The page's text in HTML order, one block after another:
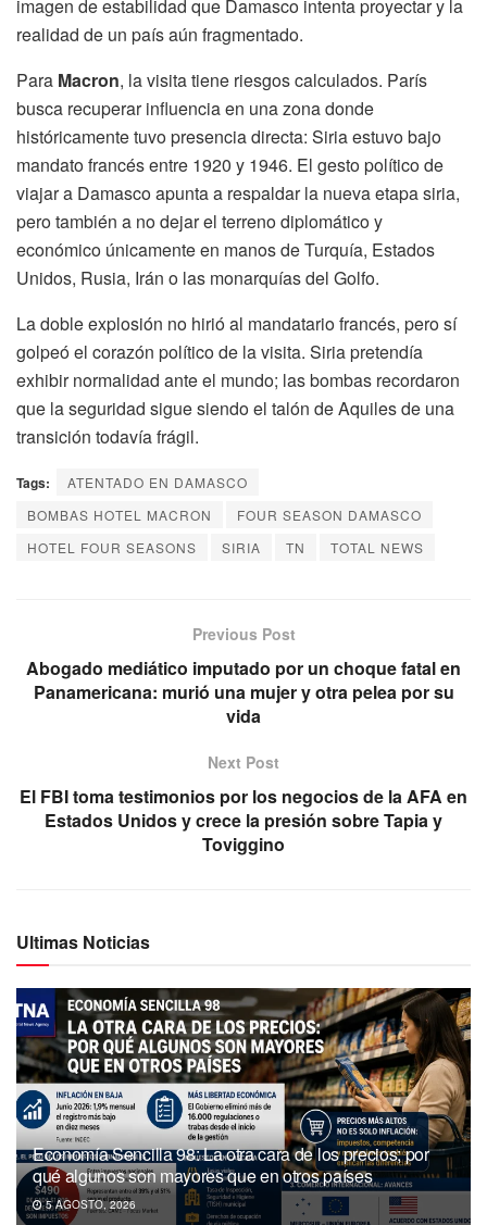
imagen de estabilidad que Damasco intenta proyectar y la
realidad de un país aún fragmentado.
Para Macron, la visita tiene riesgos calculados. París
busca recuperar influencia en una zona donde
históricamente tuvo presencia directa: Siria estuvo bajo
mandato francés entre 1920 y 1946. El gesto político de
viajar a Damasco apunta a respaldar la nueva etapa siria,
pero también a no dejar el terreno diplomático y
económico únicamente en manos de Turquía, Estados
Unidos, Rusia, Irán o las monarquías del Golfo.
La doble explosión no hirió al mandatario francés, pero sí
golpeó el corazón político de la visita. Siria pretendía
exhibir normalidad ante el mundo; las bombas recordaron
que la seguridad sigue siendo el talón de Aquiles de una
transición todavía frágil.
Tags:
ATENTADO EN DAMASCO
BOMBAS HOTEL MACRON
FOUR SEASON DAMASCO
HOTEL FOUR SEASONS
SIRIA TN TOTAL NEWS
Previous Post
Abogado mediático imputado por un choque fatal en
Panamericana: murió una mujer y otra pelea por su
vida
Next Post
El FBI toma testimonios por los negocios de la AFA en
Estados Unidos y crece la presión sobre Tapia y
Toviggino
Ultimas Noticias
Economía Sencilla 98: La otra cara de los precios; por
qué algunos son mayores que en otros países
5 AGOSTO, 2026